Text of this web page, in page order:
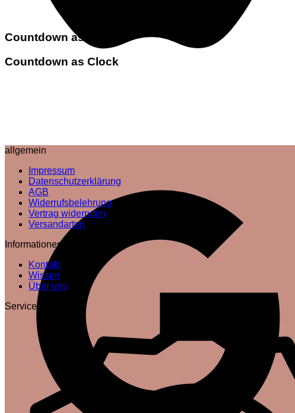
Countdown as text
Countdown as Clock
allgemein
Impressum
Datenschutzerklärung
AGB
Widerrufsbelehrung
Vertrag widerrufen
Versandarten
Informationen
Kontakt
Wissen
Über uns
Service